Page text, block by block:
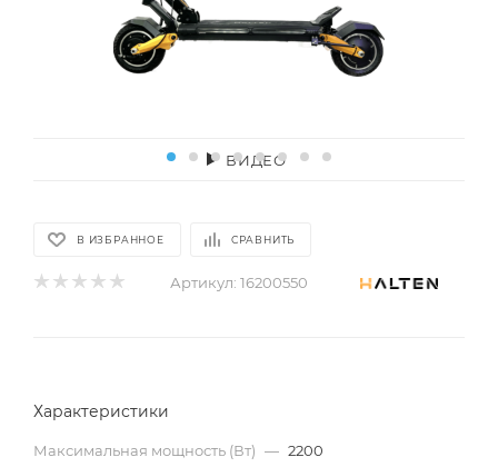
ВИДЕО
В ИЗБРАННОЕ СРАВНИТЬ
Артикул: 16200550
Характеристики
Максимальная мощность (Вт) — 2200